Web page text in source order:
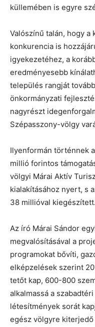
küllemében is egyre
Valószínű talán, hogy
konkurencia is
igyekezetéhez, a
eredményesebb
település rangját
önkormányzati
nagyrészt
Szépasszony-völgy
Ilyenformán történnek
millió forintos
völgyi Márai Aktív
kialakításához nyert, s
38 millióval kiegészített.
Az író Márai Sándor
megvalósításával a
programokat bővíti,
elképzelések szerint
tetőt kap, 600-800
alkalmassá a
létesítmények sorát
egész völgyre